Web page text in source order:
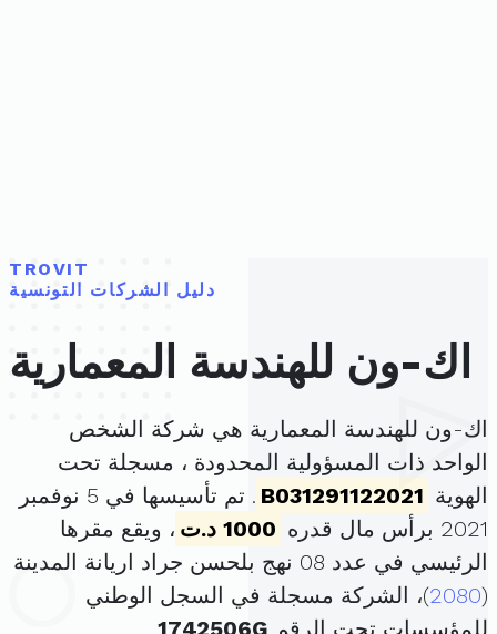
TROVIT
دليل الشركات التونسية
اك-ون للهندسة المعمارية
اك-ون للهندسة المعمارية هي شركة الشخص
الواحد ذات المسؤولية المحدودة ، مسجلة تحت
الهوية B031291122021
. تم تأسيسها في 5 نوفمبر
2021 برأس مال قدره
1000 د.ت
، ويقع مقرها
الرئيسي في عدد 08 نهج بلحسن جراد اريانة المدينة
(
2080)، الشركة مسجلة في السجل الوطني
للمؤسسات تحت الرقم 1742506G
.